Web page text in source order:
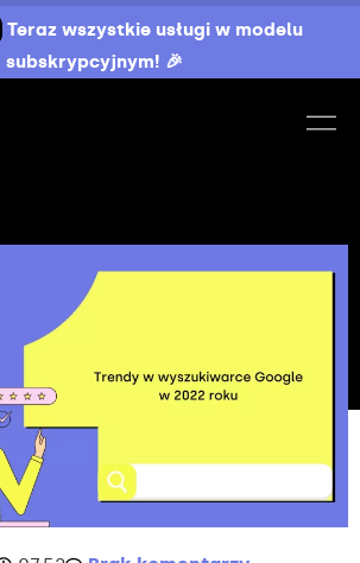
Teraz wszystkie usługi w modelu
subskrypcyjnym! 🎉